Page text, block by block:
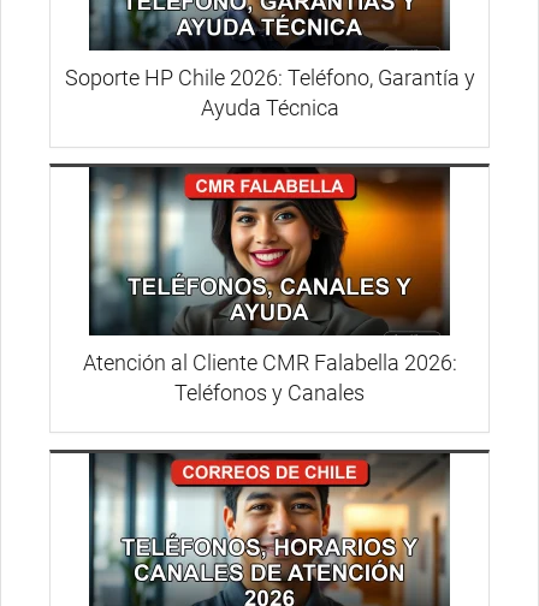
Soporte HP Chile 2026: Teléfono, Garantía y
Ayuda Técnica
Atención al Cliente CMR Falabella 2026:
Teléfonos y Canales